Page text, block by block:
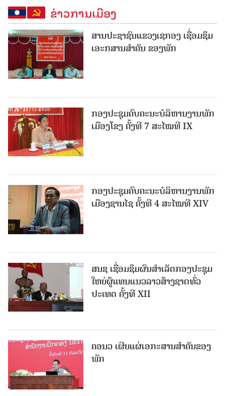
ຂ່າວການເມືອງ
ສານປະຊາຊົນແຂວງເຊກອງ ເຊື່ອມຊຶມ
ເອະກສານສໍາຄັນ ຂອງພັກ
ກອງປະຊຸມຄົບຄະນະບໍລິຫານງານພັກ
ເມືອງໂຂງ ຄັ້ງທີ 7 ສະໄໝທີ IX
ກອງປະຊຸມຄົບຄະນະບໍລິຫານງານພັກ
ເມືອງຊານ​ໄຊ ຄັ້ງທີ 4 ສະໄໝທີ XIV
ສນຊ ເຊື່ອມຊຶມຜົນສໍາເລັດກອງປະຊຸມ
ໃຫຍ່ຜູ້ແທນແນວລາວສ້າງຊາດທົ່ວ
ປະເທດ ຄັ້ງທີ XII
ຄອນວ ເຜີຍແຜ່ເອກະສານສໍາຄັນຂອງ
ພັກ